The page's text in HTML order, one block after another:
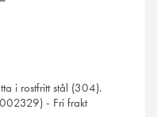
i rostfritt stål (304).
- Fri frakt